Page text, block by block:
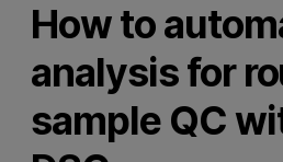
How to
analysis for
sample QC